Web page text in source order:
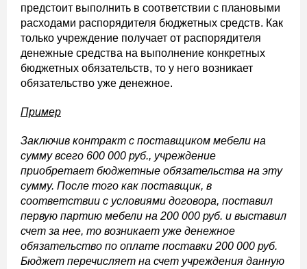
предстоит выполнить в соответствии с плановыми
расходами распорядителя бюджетных средств. Как
только учреждение получает от распорядителя
денежные средства на выполнение конкретных
бюджетных обязательств, то у него возникает
обязательство уже денежное.
Пример
Заключив контракт с поставщиком мебели на
сумму всего 600 000 руб., учреждение
приобретает бюджетные обязательства на эту
сумму. После того как поставщик, в
соответствии с условиями договора, поставил
первую партию мебели на 200 000 руб. и выставил
счет за нее, то возникает уже денежное
обязательство по оплате поставки 200 000 руб.
Бюджет перечисляет на счет учреждения данную